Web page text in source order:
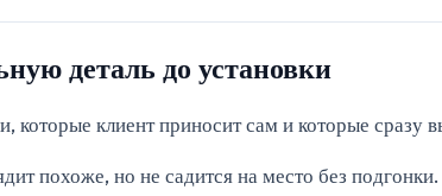
деталь до установки
которые клиент приносит сам и которые
похоже, но не садится на место без